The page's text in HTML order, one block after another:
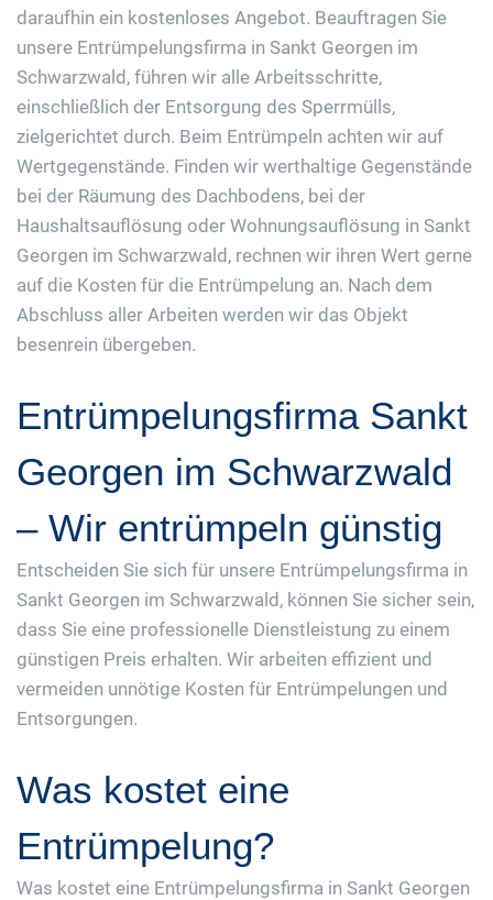
daraufhin ein kostenloses Angebot. Beauftragen Sie
unsere Entrümpelungsfirma in Sankt Georgen im
Schwarzwald, führen wir alle Arbeitsschritte,
einschließlich der Entsorgung des Sperrmülls,
zielgerichtet durch. Beim Entrümpeln achten wir auf
Wertgegenstände. Finden wir werthaltige Gegenstände
bei der Räumung des Dachbodens, bei der
Haushaltsauflösung oder Wohnungsauflösung in Sankt
Georgen im Schwarzwald, rechnen wir ihren Wert gerne
auf die Kosten für die Entrümpelung an. Nach dem
Abschluss aller Arbeiten werden wir das Objekt
besenrein übergeben.
Entrümpelungsfirma Sankt
Georgen im Schwarzwald
– Wir entrümpeln günstig
Entscheiden Sie sich für unsere Entrümpelungsfirma in
Sankt Georgen im Schwarzwald, können Sie sicher sein,
dass Sie eine professionelle Dienstleistung zu einem
günstigen Preis erhalten. Wir arbeiten effizient und
vermeiden unnötige Kosten für Entrümpelungen und
Entsorgungen.
Was kostet eine
Entrümpelung?
Was kostet eine Entrümpelungsfirma in Sankt Georgen